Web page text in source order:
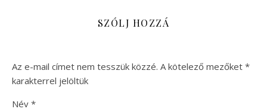
SZÓLJ HOZZÁ
Az e-mail címet nem tesszük közzé. A kötelező mezőket *
karakterrel jelöltük
Név *